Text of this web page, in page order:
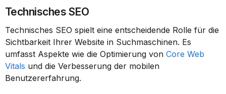
Technisches SEO
Technisches SEO spielt eine entscheidende Rolle für die
Sichtbarkeit Ihrer Website in Suchmaschinen. Es
umfasst Aspekte wie die Optimierung von Core Web
Vitals und die Verbesserung der mobilen
Benutzererfahrung.